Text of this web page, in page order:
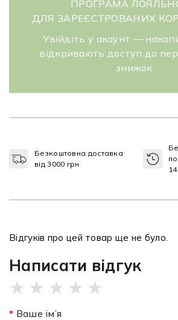
ПРОГРАМА
ДЛЯ ЗАРЕЄСТРОВАНИХ
Увійдіть у акаунт —
відкривають доступ до
знижок.
Безкоштовна доставка
від 3000 грн
Відгуків про цей товар ще не було.
Написати відгук
★ ★ ★ ★ ★
Ваше ім’я